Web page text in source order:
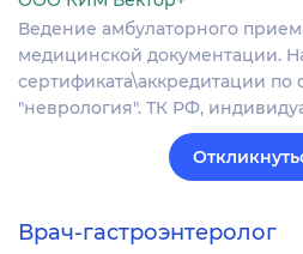
Ведение амбулаторного
медицинской документации.
сертификата\аккредитации по
"неврология". ТК РФ,
Врач-гастроэнтеролог